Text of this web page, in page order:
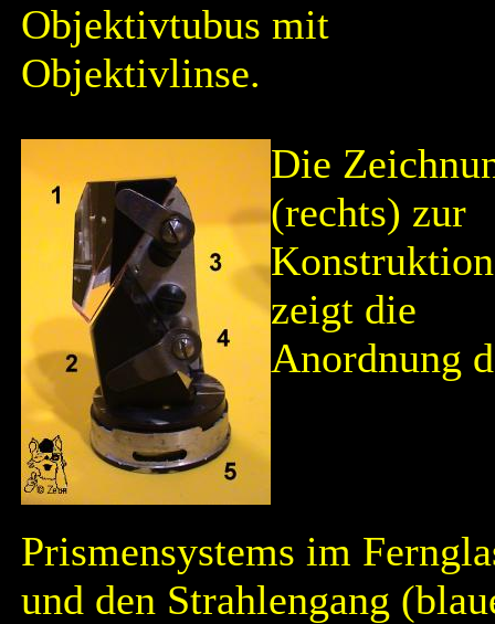
Objektivtubus mit
Objektivlinse.
Die
(rechts) zur
zeigt die
Anordnung
Prismensystems im
und den Strahlengang